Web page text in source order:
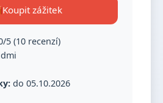
Koupit zážitek
5 (10 recenzí)
do 05.10.2026